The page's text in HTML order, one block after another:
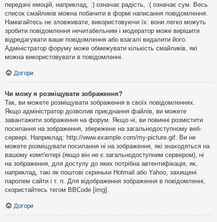
передачі емоцій, наприклад, :) означає радість, :( означає сум. Весь
список смайликів можна побачити в формі написання повідомлення.
Намагайтесь не зловживати, використовуючи їх: вони легко можуть
зробити повідомлення нечитабельним і модератор може вирішити
відредагувати ваше повідомлення або взагалі видалити його.
Адміністратор форуму може обмежувати кількість смайликів, які
можна використовувати в повідомленні.
Догори
Чи можу я розміщувати зображення?
Так, ви можете розміщувати зображення в своїх повідомленнях.
Якщо адміністратор дозволив приєднання файлів, ви можете
завантажити зображення на форум. Якщо ні, ви повинні розмістити
посилання на зображення, збережене на загальнодоступному веб-
сервері. Наприклад: http://www.example.com/my-picture.gif. Ви не
можете розміщувати посилання ні на зображення, які знаходяться на
вашому комп'ютері (якщо він не є загальнодоступним сервером), ні
на зображення, для доступу до яких потрібна автентифікація, як,
наприклад, такі як поштові скриньки Hotmail або Yahoo, захищені
паролем сайти і т. п. Для відображення зображення в повідомленні,
скористайтесь тегом BBCode [img].
Догори